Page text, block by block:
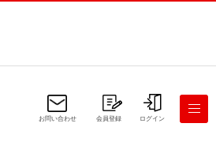
お問い合わせ 会員登録 ログイン